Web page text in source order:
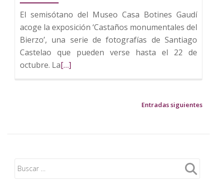
El semisótano del Museo Casa Botines Gaudí
acoge la exposición ‘Castaños monumentales del
Bierzo’, una serie de fotografías de Santiago
Castelao que pueden verse hasta el 22 de
octubre. LaLeer
Bierzo
[…]
Entradas siguientes